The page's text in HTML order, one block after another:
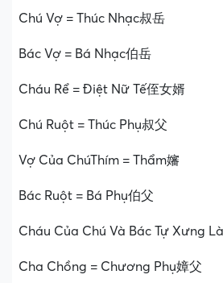
Chú Vợ = Thúc Nhạc叔岳
Bác Vợ = Bá Nhạc伯岳
Cháu Rể = Điệt Nữ Tế侄女婿
Chú Ruột = Thúc Phụ叔父
Vợ Của ChúThím = Thẩm嬸
Bác Ruột = Bá Phụ伯父
Cháu Của Chú Và Bác Tự Xưng
Cha Chồng = Chương Phụ嫜父